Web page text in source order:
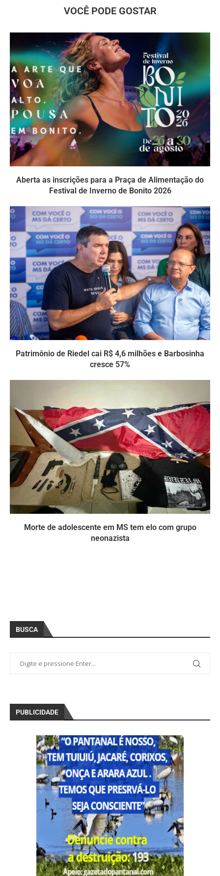
VOCÊ PODE GOSTAR
Aberta as inscrições para a Praça de Alimentação do
Festival de Inverno de Bonito 2026
Patrimônio de Riedel cai R$ 4,6 milhões e Barbosinha
cresce 57%
Morte de adolescente em MS tem elo com grupo
neonazista
BUSCA
PUBLICIDADE